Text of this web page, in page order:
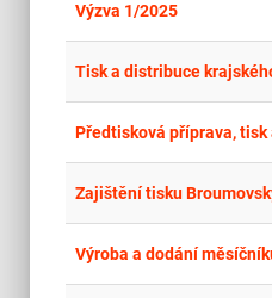
Výzva 1/2025
Výroba a dodání